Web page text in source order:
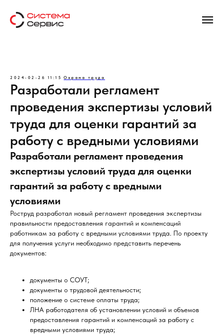
2024-02-26 11:15 Охрана труда
Разработали регламент
проведения экспертизы условий
труда для оценки гарантий за
работу с вредными условиями
Разработали регламент проведения
экспертизы условий труда для оценки
гарантий за работу с вредными
условиями
Роструд разработал новый регламент проведения экспертизы
правильности предоставления гарантий и компенсаций
работникам за работу с вредными условиями труда. По проекту
для получения услуги необходимо представить перечень
документов:
документы о СОУТ;
документы о трудовой деятельности;
положение о системе оплаты труда;
ЛНА работодателя об установлении условий и объемов
предоставления гарантий и компенсаций за работу с
вредными условиями труда;